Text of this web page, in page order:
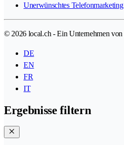
Unerwünschtes Telefonmarketing
© 2026 local.ch - Ein Unternehmen von
DE
EN
FR
IT
Ergebnisse filtern